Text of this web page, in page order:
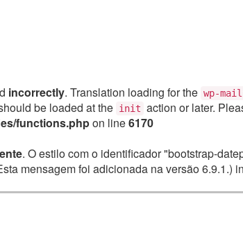
incorrectly. Translation loading for the wp-
be loaded at the init action or later.
functions.phpon line6170
. O estilo com o identificador "bootstrap-
mensagem foi adicionada na versão 6.9.1.) in